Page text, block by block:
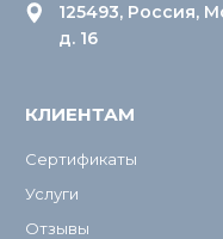
125493, Россия,
д. 16
КЛИЕНТАМ
Сертификаты
Услуги
Отзывы